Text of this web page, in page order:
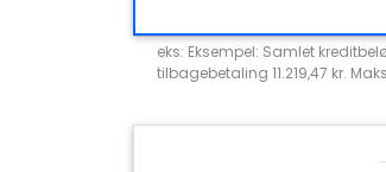
eks: Eksempel: Samlet
tilbagebetaling 11.219,47 kr.